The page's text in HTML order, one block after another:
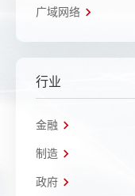
广域网络
行业
金融
制造
政府